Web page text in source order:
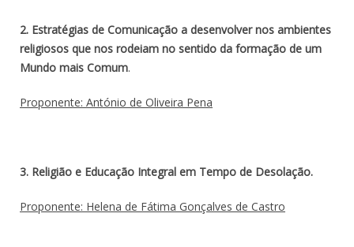
2. Estratégias de Comunicação a desenvolver nos ambientes
religiosos que nos rodeiam no sentido da formação de um
Mundo mais Comum.
Proponente: António de Oliveira Pena
3. Religião e Educação Integral em Tempo de Desolação.
Proponente: Helena de Fátima Gonçalves de Castro